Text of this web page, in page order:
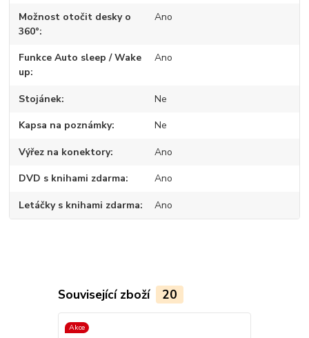
Možnost otočit desky o
360°
Ano
Funkce Auto sleep / Wake
up
Ano
Stojánek Ne
Kapsa na poznámky Ne
Výřez na konektory Ano
DVD s knihami zdarma Ano
Letáčky s knihami zdarma Ano
Související zboží 20
Akce